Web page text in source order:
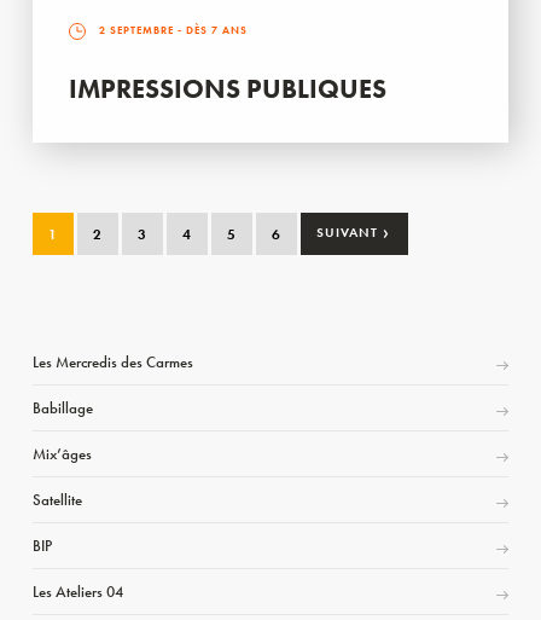
2 SEPTEMBRE - DÈS 7 ANS
IMPRESSIONS PUBLIQUES
1 2 3 4 5 6 SUIVANT ›
Les Mercredis des Carmes
Babillage
Mix’âges
Satellite
BIP
Les Ateliers 04